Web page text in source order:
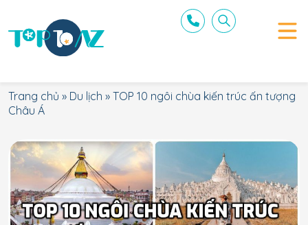
Trang chủ » Du lịch » TOP 10 ngôi chùa kiến trúc ấn tượng
Châu Á